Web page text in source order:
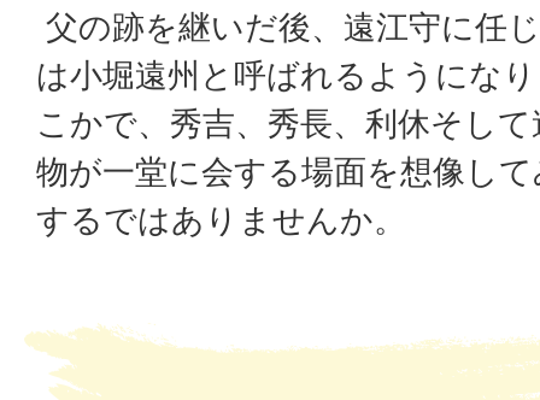
父の跡を継いだ後、遠江守に任
は小堀遠州と呼ばれるようにな
こかで、秀吉、秀長、利休そし
物が一堂に会する場面を想像し
するではありませんか。